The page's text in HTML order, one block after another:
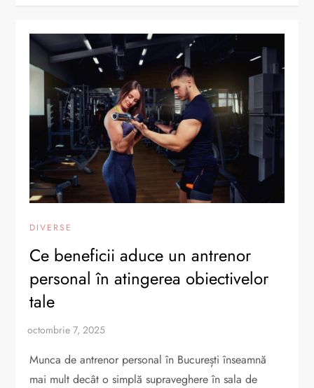
DIVERSE
Ce beneficii aduce un antrenor
personal în atingerea obiectivelor
tale
Munca de antrenor personal în București înseamnă
mai mult decât o simplă supraveghere în sala de